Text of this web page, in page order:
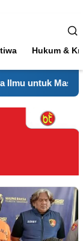
Hukum &
Masyarakat